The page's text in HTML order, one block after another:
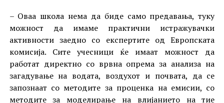
– Оваа школа нема да биде само предавања, туку
можност да имаме практични истражувачки
активности заедно со експертите од Европската
комисија. Сите учесници ќе имаат можност да
работат директно со врвна опрема за анализа на
загадување на водата, воздухот и почвата, да се
запознаат со методите за проценка на емисии, со
методите за моделирање на влијанието на тие